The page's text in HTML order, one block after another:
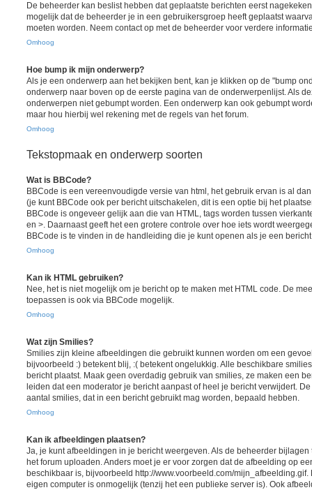
De beheerder kan beslist hebben dat geplaatste berichten eerst
mogelijk dat de beheerder je in een gebruikersgroep heeft geplaatst
moeten worden. Neem contact op met de beheerder voor verdere
Omhoog
Hoe bump ik mijn onderwerp?
Als je een onderwerp aan het bekijken bent, kan je klikken op de "bump
onderwerp naar boven op de eerste pagina van de onderwerpenlijst. Als
onderwerpen niet gebumpt worden. Een onderwerp kan ook gebumpt
maar hou hierbij wel rekening met de regels van het forum.
Omhoog
Tekstopmaak en onderwerp soorten
Wat is BBCode?
BBCode is een vereenvoudigde versie van html, het gebruik ervan is al
(je kunt BBCode ook per bericht uitschakelen, dit is een optie bij het
BBCode is ongeveer gelijk aan die van HTML, tags worden tussen
en >. Daarnaast geeft het een grotere controle over hoe iets wordt
BBCode is te vinden in de handleiding die je kunt openen als je een
Omhoog
Kan ik HTML gebruiken?
Nee, het is niet mogelijk om je bericht op te maken met HTML code. De
toepassen is ook via BBCode mogelijk.
Omhoog
Wat zijn Smilies?
Smilies zijn kleine afbeeldingen die gebruikt kunnen worden om een
bijvoorbeeld :) betekent blij, :( betekent ongelukkig. Alle beschikbare
bericht plaatst. Maak geen overdadig gebruik van smilies, ze maken een
leiden dat een moderator je bericht aanpast of heel je bericht verwijdert.
aantal smilies, dat in een bericht gebruikt mag worden, bepaald hebben.
Omhoog
Kan ik afbeeldingen plaatsen?
Ja, je kunt afbeeldingen in je bericht weergeven. Als de beheerder
het forum uploaden. Anders moet je er voor zorgen dat de afbeelding op
beschikbaar is, bijvoorbeeld http://www.voorbeeld.com/
eigen computer is onmogelijk (tenzij het een publieke server is). Ook